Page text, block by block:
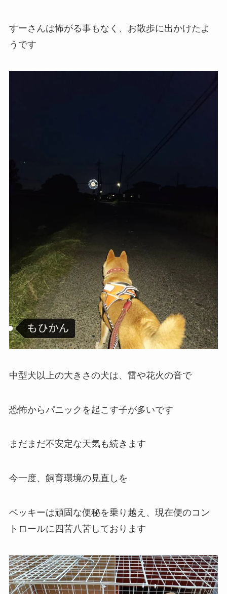
すーさんは怖がる事もなく、お散歩に出かけたよ
うです
中型犬以上の大きさの犬は、雷や花火の音で
恐怖からパニックを起こす子が多いです
まだまだ不安定な天気も続きます
今一度、飼育環境の見直しを
ベッキーは頑固な便秘を乗り越え、現在便のコン
トロールに四苦八苦しております